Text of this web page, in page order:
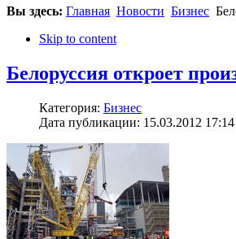
Вы здесь: Главная Новости Бизнес
Skip to content
Белоруссия откроет
Категория: Бизнес
Дата публикации: 15.03.2012 17:14